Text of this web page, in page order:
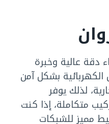
دقة عالية وخبرة
بشكل آمن
لذلك يوفر
متكاملة، إذا كنت
مميز للشبكات